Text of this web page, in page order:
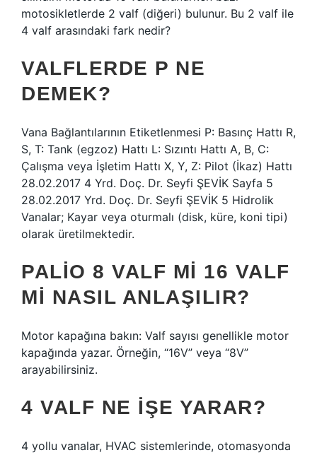
motosikletlerde 2 valf (diğeri) bulunur. Bu 2 valf ile
4 valf arasındaki fark nedir?
VALFLERDE P NE
DEMEK?
Vana Bağlantılarının Etiketlenmesi P: Basınç Hattı R,
S, T: Tank (egzoz) Hattı L: Sızıntı Hattı A, B, C:
Çalışma veya İşletim Hattı X, Y, Z: Pilot (İkaz) Hattı
28.02.2017 4 Yrd. Doç. Dr. Seyfi ŞEVİK Sayfa 5
28.02.2017 Yrd. Doç. Dr. Seyfi ŞEVİK 5 Hidrolik
Vanalar; Kayar veya oturmalı (disk, küre, koni tipi)
olarak üretilmektedir.
PALIO 8 VALF MI 16 VALF
MI NASIL ANLAŞILIR?
Motor kapağına bakın: Valf sayısı genellikle motor
kapağında yazar. Örneğin, “16V” veya “8V”
arayabilirsiniz.
4 VALF NE IŞE YARAR?
4 yollu vanalar, HVAC sistemlerinde, otomasyonda